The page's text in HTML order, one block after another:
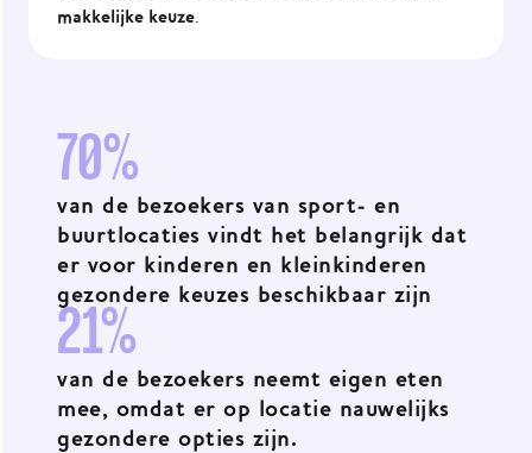
makkelijke keuze.
70%
van de bezoekers van sport- en
buurtlocaties vindt het belangrijk dat
er voor kinderen en kleinkinderen
gezondere keuzes beschikbaar zijn
21%
van de bezoekers neemt eigen eten
mee, omdat er op locatie nauwelijks
gezondere opties zijn.